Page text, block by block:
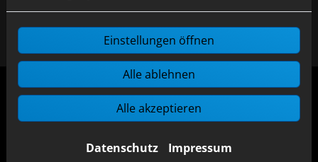
Jetzt schnell online bewerben
Einstellungen öffnen
Alle ablehnen
Alle akzeptieren
Datenschutz Impressum